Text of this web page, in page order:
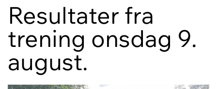
Resultater fra
trening onsdag 9.
august.